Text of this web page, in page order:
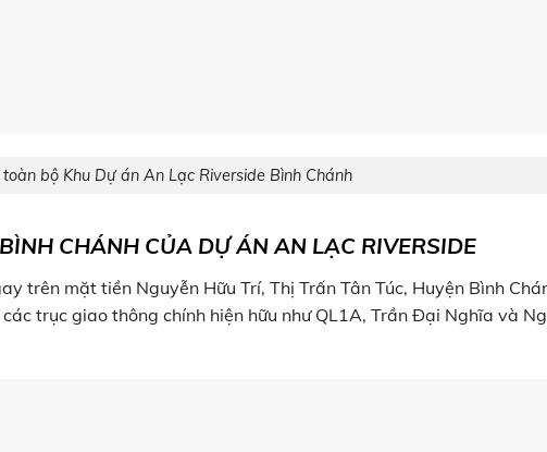
bộ Khu Dự án An Lạc Riverside Bình Chánh
CHÁNH CỦA DỰ ÁN AN LẠC RIVERSIDE
trên mặt tiền Nguyễn Hữu Trí, Thị Trấn Tân Túc, Huyện Bình
trục giao thông chính hiện hữu như QL1A, Trần Đại Nghĩa và